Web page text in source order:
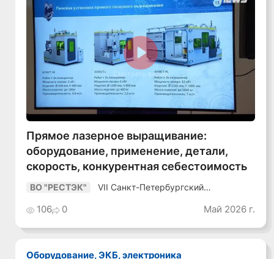
Смотреть видео
Прямое лазерное выращивание:
оборудование, применение, детали,
скорость, конкурентная себестоимость
ВО "РЕСТЭК"
VII Санкт-Петербургский
106 0 Май 2026 г.
Оборудование, ЭКБ, электроника